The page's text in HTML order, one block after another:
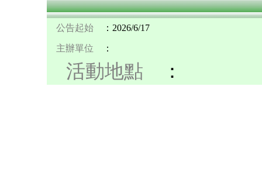
公告起始 ：2026/6/17
主辦單位 ：
活動地點 ：